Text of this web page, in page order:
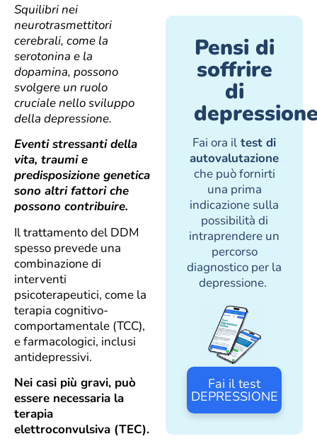
Squilibri nei
neurotrasmettitori
cerebrali, come la
serotonina e la
dopamina, possono
svolgere un ruolo
cruciale nello sviluppo
della depressione.
Eventi stressanti della
vita, traumi e
predisposizione genetica
sono altri fattori che
possono contribuire.
Il trattamento del DDM
spesso prevede una
combinazione di
interventi
psicoterapeutici, come la
terapia cognitivo-
comportamentale (TCC),
e farmacologici, inclusi
antidepressivi.
Nei casi più gravi, può
essere necessaria la
terapia
elettroconvulsiva (TEC).
Pensi di
soffrire
di
Fai ora il test di
autovalutazione
che può fornirti
una prima
indicazione sulla
possibilità di
intraprendere un
percorso
diagnostico per la
depressione.
Fai il test
DEPRESSIONE